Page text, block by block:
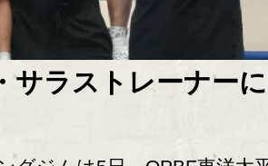
サラストレーナー